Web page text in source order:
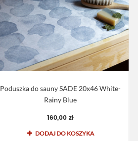
Poduszka do sauny SADE 20x46 White-
Rainy Blue
160,00 zł
DODAJ DO KOSZYKA